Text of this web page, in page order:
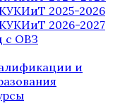
2025-2026
2026-2027
с ОВЗ
и